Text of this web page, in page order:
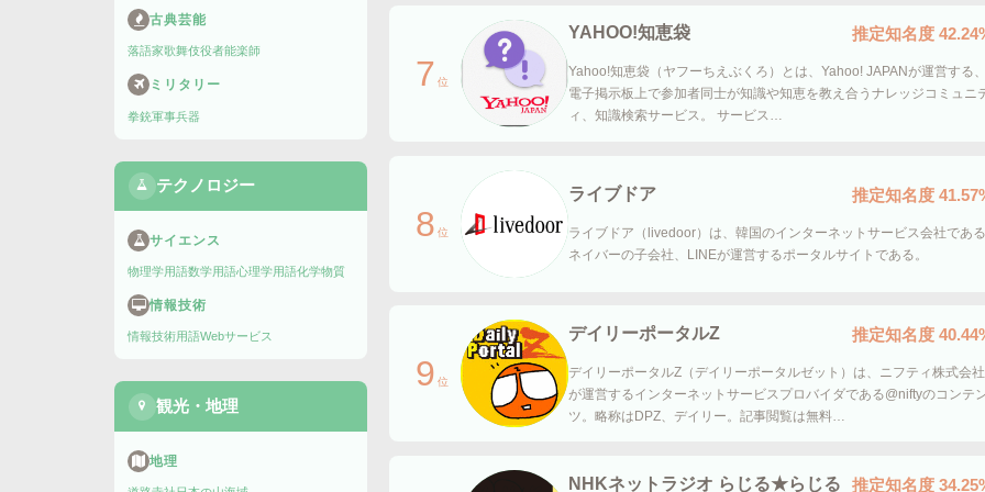
古典芸能
落語家歌舞伎役者能楽師
ミリタリー
拳銃軍事兵器
テクノロジー
サイエンス
物理学用語数学用語心理学用語化学物質
情報技術
情報技術用語Webサービス
観光・地理
地理
7 位
YAHOO!知恵袋 推定知名度
Yahoo!知恵袋（ヤフーちえぶくろ）とは、Yahoo! JAPANが運営する、
電子掲示板上で参加者同士が知識や知恵を教え合うナレッジコミュニ
ィ、知識検索サービス。 サービス…
8 位
ライブドア 推定知名度
ライブドア（livedoor）は、韓国のインターネットサービス会社である
ネイバーの子会社、LINEが運営するポータルサイトである。
9 位
デイリーポータルZ 推定知名度
デイリーポータルZ（デイリーポータルゼット）は、ニフティ株式会社
が運営するインターネットサービスプロバイダである@niftyのコンテ
ツ。略称はDPZ、デイリー。記事閲覧は無料…
NHKネットラジオ らじる★らじる 推定知名度